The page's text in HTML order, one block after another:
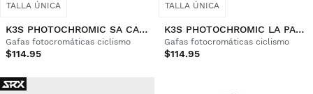
TALLA ÚNICA
K3S PHOTOCHROMIC SA CALOBRA
Gafas fotocromáticas ciclismo
$114.95
TALLA ÚNICA
K3S PHOTOCHROMIC LA PALMA
Gafas fotocromáticas ciclismo
$114.95